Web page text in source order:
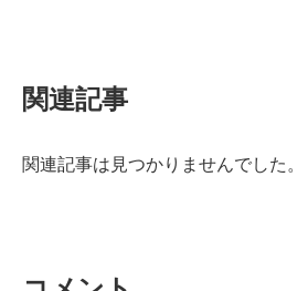
関連記事
関連記事は見つかりませんでした。